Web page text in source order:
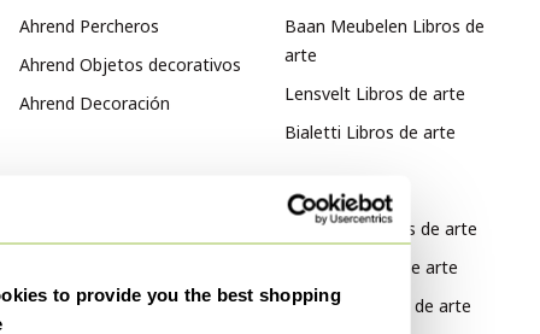
to provide you the best shopping
Ahrend Percheros
Ahrend Objetos decorativos
Ahrend Decoración
Baan Meubelen Libros de
arte
Lensvelt Libros de arte
Bialetti Libros de arte
Por estilo
Abstracto Libros de arte
Vintage Libros de arte
Moderno Libros de arte